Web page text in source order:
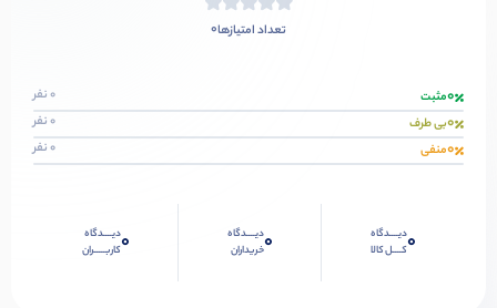
تعداد امتیازها0
0مثبت 0 نفر
0بی طرف 0 نفر
0منفی 0 نفر
0دیــــدگاه
کــــل کالا
0دیــــدگاه
خریداران
0دیــــدگاه
کاربـــــران